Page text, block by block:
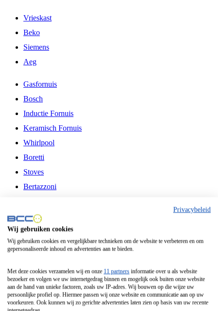
Vrieskast
Beko
Siemens
Aeg
Gasfornuis
Bosch
Inductie Fornuis
Keramisch Fornuis
Whirlpool
Boretti
Stoves
Bertazzoni
Fitelli
Airfryer
Frituurpan
Contactgrill
Broodbakmachine
Broodrooster
Privacybeleid
Wij gebruiken cookies
Wij gebruiken cookies en vergelijkbare technieken om de website te verbeteren en om
gepersonaliseerde inhoud en advertenties aan te bieden.
Met deze cookies verzamelen wij en onze 11 partners informatie over u als website
bezoeker en volgen we uw internetgedrag binnen en mogelijk ook buiten onze website
aan de hand van unieke factoren, zoals uw IP-adres. Wij bouwen op die wijze uw
persoonlijke profiel op. Hiermee passen wij onze website en communicatie aan op uw
voorkeuren. Ook kunnen wij zo gerichte advertenties laten zien op basis van uw recente